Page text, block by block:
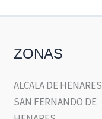
ZONAS
ALCALA DE HENARES
SAN FERNANDO DE